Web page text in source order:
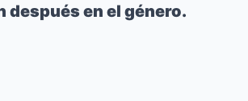
después en el género.